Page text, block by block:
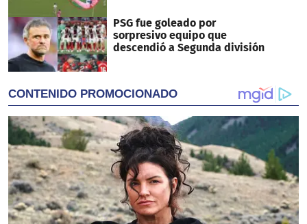
PSG fue goleado por
sorpresivo equipo que
descendió a Segunda división